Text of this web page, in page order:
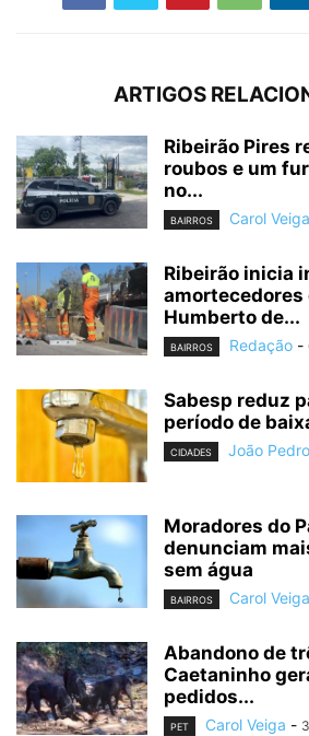
ARTIGOS
Ribeirão Pires
roubos e um
no...
BAIRROS Carol Veiga
Ribeirão inicia
amortecedores
Humberto de...
BAIRROS Redação -
Sabesp reduz
período de
CIDADES João Pedro
Moradores do
denunciam
sem água
BAIRROS Carol Veiga
Abandono de
Caetaninho
pedidos...
PET Carol Veiga -